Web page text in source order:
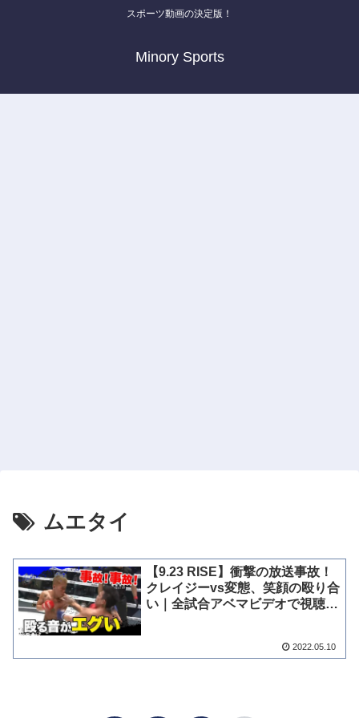
スポーツ動画の決定版！
Minory Sports
ムエタイ
【9.23 RISE】衝撃の放送事故！
クレイジーvs変態、笑顔の殴り合
い｜全試合アベマビデオで視聴可
2022.05.10